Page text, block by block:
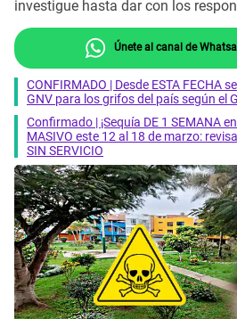
investigue hasta dar con los
Únete al canal de
CONFIRMADO | Desde ESTA FECHA
GNV para los grifos del país según el
Confirmado | ¡Sequía DE 1 SEMANA
MASIVO este 12 al 18 de marzo:
SIN SERVICIO